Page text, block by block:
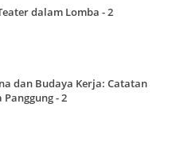
dalam Lomba - 2
dan Budaya Kerja: Catatan
- 2